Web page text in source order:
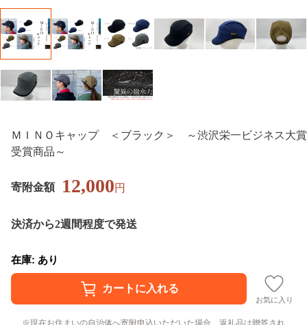
ＭＩＮＯキャップ ＜ブラック＞ ～渋沢栄一ビジネス大賞
受賞商品～
寄附金額 12,000円
決済から2週間程度で発送
在庫: あり
お気に入り
現在お住まいの自治体へ寄附申込いただいた場合、返礼品は贈答され